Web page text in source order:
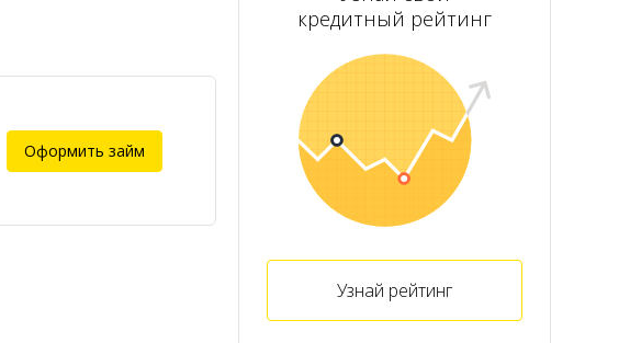
Оформить займ
кредитный рейтинг
Узнай рейтинг